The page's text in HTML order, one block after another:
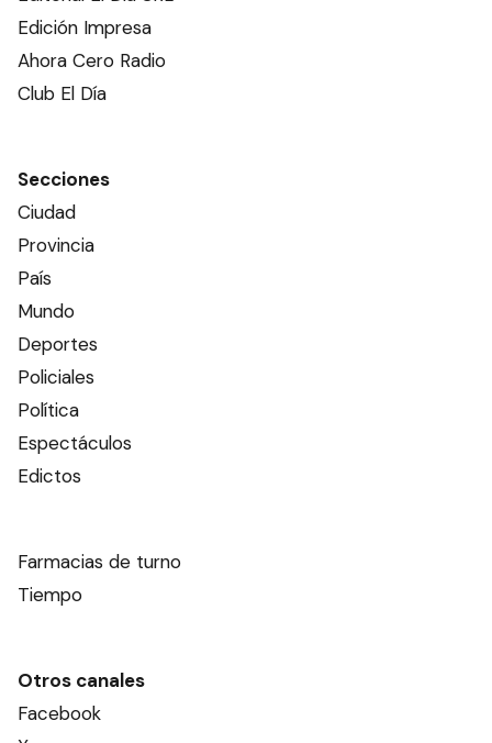
Edición Impresa
Ahora Cero Radio
Club El Día
Secciones
Ciudad
Provincia
País
Mundo
Deportes
Policiales
Política
Espectáculos
Edictos
Farmacias de turno
Tiempo
Otros canales
Facebook